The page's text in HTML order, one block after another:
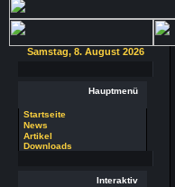
Samstag, 8. August 2026
Hauptmenü
Startseite
News
Artikel
Downloads
Interaktiv